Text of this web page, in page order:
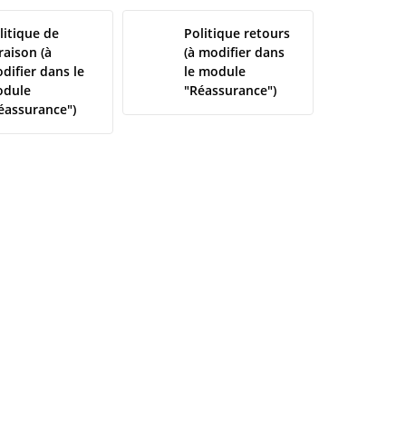
de
(à
dans le
Politique retours
(à modifier dans
le module
"Réassurance")